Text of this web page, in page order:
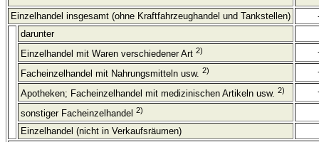
Einzelhandel insgesamt (ohne Kraftfahrzeughandel und Tankstellen)
darunter
Einzelhandel mit Waren verschiedener Art 2)
Facheinzelhandel mit Nahrungsmitteln usw. 2)
Apotheken; Facheinzelhandel mit medizinischen Artikeln usw. 2)
sonstiger Facheinzelhandel 2)
Einzelhandel (nicht in Verkaufsräumen)